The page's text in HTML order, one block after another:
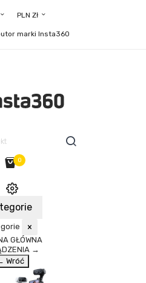
PLN Zł
marki Insta360
0
×
GŁÓWNA
→
Wróć